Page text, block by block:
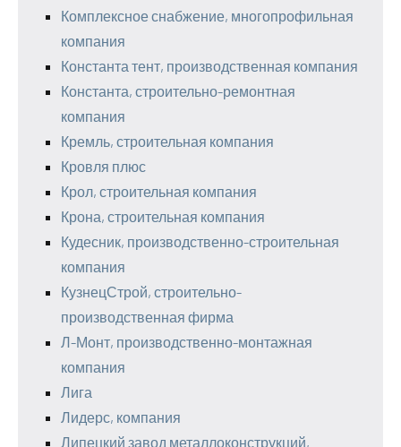
Комплексное снабжение, многопрофильная
компания
Константа тент, производственная компания
Константа, строительно-ремонтная
компания
Кремль, строительная компания
Кровля плюс
Крол, строительная компания
Крона, строительная компания
Кудесник, производственно-строительная
компания
КузнецСтрой, строительно-
производственная фирма
Л-Монт, производственно-монтажная
компания
Лига
Лидерс, компания
Липецкий завод металлоконструкций,